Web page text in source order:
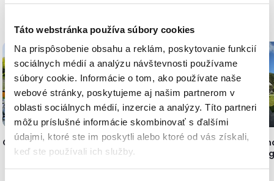
Táto webstránka používa súbory cookies
Na prispôsobenie obsahu a reklám, poskytovanie funkcií
sociálnych médií a analýzu návštevnosti používame
súbory cookie. Informácie o tom, ako používate naše
webové stránky, poskytujeme aj našim partnerom v
oblasti sociálnych médií, inzercie a analýzy. Títo partneri
môžu príslušné informácie skombinovať s ďalšími
údajmi, ktoré ste im poskytli alebo ktoré od vás získali,
keď ste používali ich služby.
Chata Travel
až-10%
Chata v Jasenovej
až-5%
Chata pod Horou -